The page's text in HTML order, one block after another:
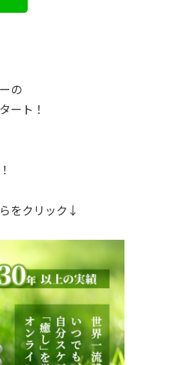
の
ート！
をクリック↓